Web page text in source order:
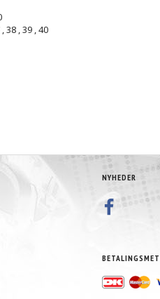
,38 ,39 ,40
NYHEDER